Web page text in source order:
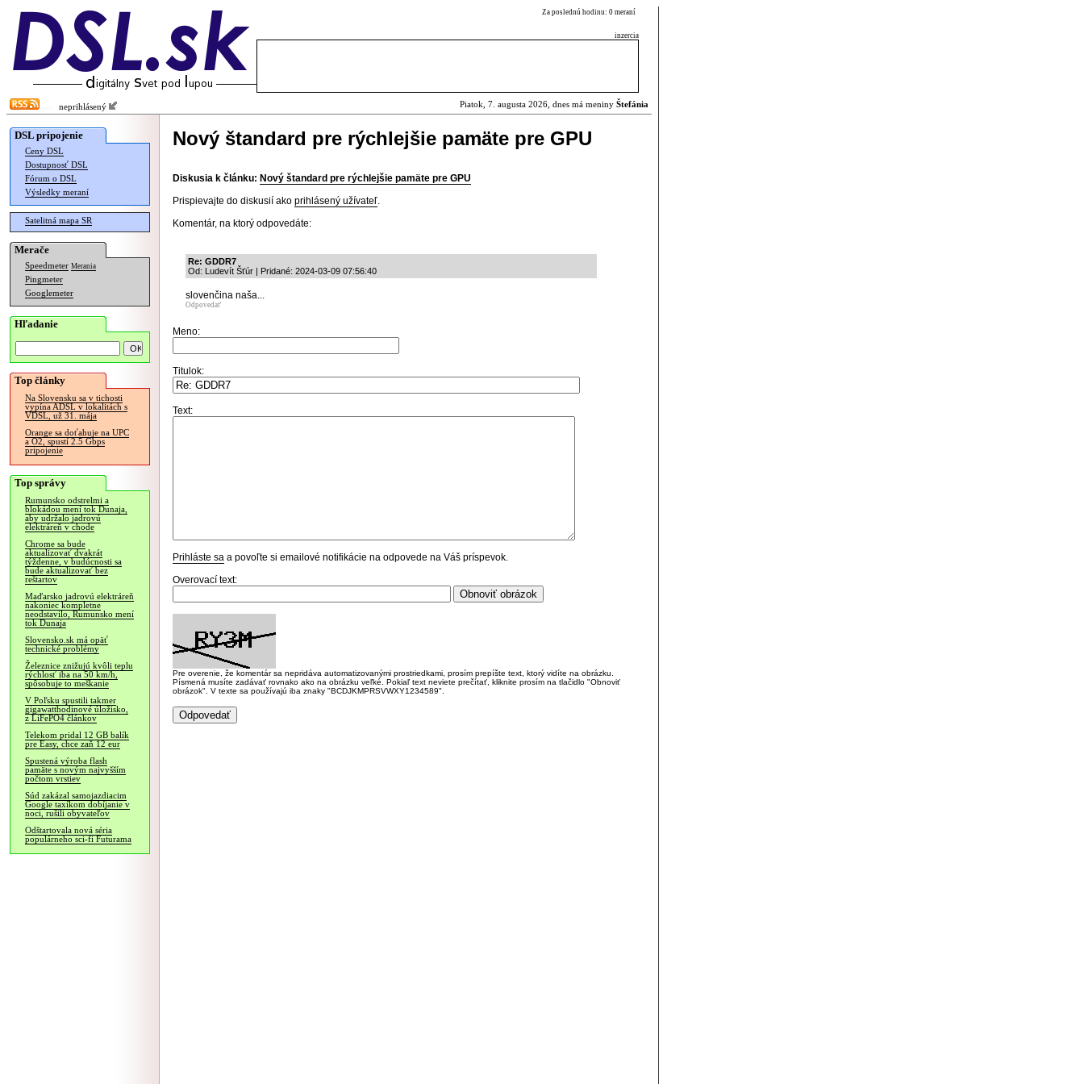
Za poslednú hodinu: 0 meraní
inzercia
neprihlásený Piatok, 7. augusta 2026, dnes má meniny Štefánia
DSL pripojenie
Ceny DSL
Dostupnosť DSL
Fórum o DSL
Výsledky meraní
Satelitná mapa SR
Merače
Speedmeter Merania
Pingmeter
Googlemeter
Hľadanie
Top články
Na Slovensku sa v tichosti
vypína ADSL v lokalitách s
VDSL, už 31. mája
Orange sa doťahuje na UPC
a O2, spustí 2.5 Gbps
pripojenie
Top správy
Rumunsko odstrelmi a
blokádou mení tok Dunaja,
aby udržalo jadrovú
elektráreň v chode
Chrome sa bude
aktualizovať dvakrát
týždenne, v budúcnosti sa
bude aktualizovať bez
reštartov
Maďarsko jadrovú elektráreň
nakoniec kompletne
neodstavilo, Rumunsko mení
tok Dunaja
Slovensko.sk má opäť
technické problémy
Železnice znižujú kvôli teplu
rýchlosť iba na 50 km/h,
spôsobuje to meškanie
V Poľsku spustili takmer
gigawatthodinové úložisko,
z LiFePO4 článkov
Telekom pridal 12 GB balík
pre Easy, chce zaň 12 eur
Spustená výroba flash
pamäte s novým najvyšším
počtom vrstiev
Súd zakázal samojazdiacim
Google taxíkom dobíjanie v
noci, rušili obyvateľov
Odštartovala nová séria
populárneho sci-fi Futurama
Nový štandard pre rýchlejšie pamäte pre GPU
Diskusia k článku: Nový štandard pre rýchlejšie pamäte pre GPU
Prispievajte do diskusií ako prihlásený užívateľ.
Komentár, na ktorý odpovedáte:
Re: GDDR7
Od: Ludevít Šťúr | Pridané: 2024-03-09 07:56:40
slovenčina naša...
Odpovedať
Meno:
Titulok:
Text:
Prihláste sa a povoľte si emailové notifikácie na odpovede na Váš príspevok.
Overovací text:
Pre overenie, že komentár sa nepridáva automatizovanými prostriedkami, prosím prepíšte text, ktorý vidíte na obrázku.
Písmená musíte zadávať rovnako ako na obrázku veľké. Pokiaľ text neviete prečítať, kliknite prosím na tlačidlo "Obnoviť
obrázok". V texte sa používajú iba znaky "BCDJKMPRSVWXY1234589".